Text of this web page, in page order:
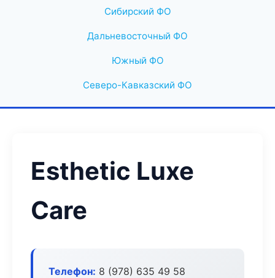
Сибирский ФО
Дальневосточный ФО
Южный ФО
Северо-Кавказский ФО
Esthetic Luxe
Care
Телефон: 8 (978) 635 49 58